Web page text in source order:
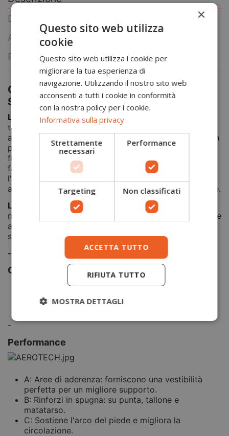
Dettagli prodotto
About Sixs
Reviews(0)
Calze tecniche mid per tutte le stagioni
Sixs
Le calze NO-ON Tech della Sixs
tecniche, con un'altezza mid di 23 cm e un'ottima
ammortizzazione. Sono prive di cucitura senza nessun
punto di pressione Inserti in spugna 3D sul collo e sul
fianco del piede che aiutano la circolazione e
favoriscono il comfort. Inoltre favoriscono
l'aerodinamicità e migliorano le prestazioni sportive,
aiutando la circolazione e aumentando l’ossigenazione.
Linea Socks:
Prodotti multisport pensati per ciclismo,
motociclismo e attività all'aria aperta. Qualità, design e
attenzione ai dettagli rendono ogni paio di calzini una
scelta di cui ti innamorerai fin dal primo utilizzo
-
Conversione Taglie
II: ( 40 - 43)
-
Performance
A: Aree di aderenza: forniscono una vestibilità
perfetta per un migliore supporto.
B: Rinforzi in spugna: su punta, tallone e
matatarso.
C: Sostiene l'arco del piede e migliora la
circolazione.
×
Questo sito web utilizza
cookie
Questo sito web utilizza i cookie per
migliorare la tua esperienza di
navigazione. Utilizzando il nostro sito web
acconsenti a tutti i cookie in conformità
con la nostra policy per i cookie.
Informativa sulla privacy
Strettamente
necessari
Performance
Targeting Non classificati
ACCETTA TUTTO
RIFIUTA TUTTO
MOSTRA DETTAGLI